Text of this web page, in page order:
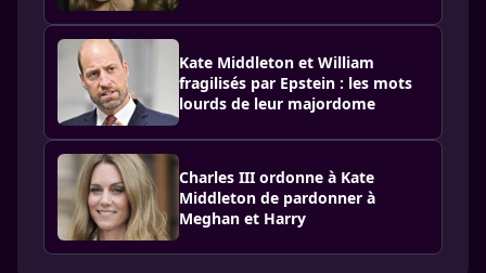
Kate Middleton et William
fragilisés par Epstein : les mots
lourds de leur majordome
Charles III ordonne à Kate
Middleton de pardonner à
Meghan et Harry